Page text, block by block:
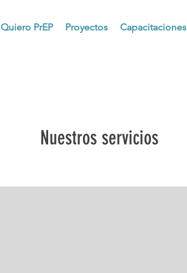
Quiero PrEP Proyectos Capacitaciones
Nuestros servicios